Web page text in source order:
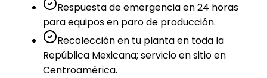
Respuesta de emergencia en 24 horas
para equipos en paro de producción.
Recolección en tu planta en toda la
República Mexicana; servicio en sitio en
Centroamérica.